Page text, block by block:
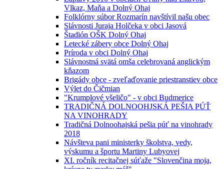
Vlkaz, Maňa a Dolný Ohaj
Folklórny súbor Rozmarín navštívil našu obec
Slávnosti Juraja Holčeka v obci Jasová
Štadión OŠK Dolný Ohaj
Letecké zábery obce Dolný Ohaj
Príroda v obci Dolný Ohaj
Slávnostná svätá omša celebrovaná anglickým
kňazom
Brigády obce - zveľaďovanie priestranstiev obce
Výlet do Čičmian
"Krumplové všeličo" - v obci Budmerice
TRADIČNÁ DOLNOOHJSKÁ PEŠIA PÚŤ
NA VINOHRADY
Tradičná Dolnoohajská pešia púť na vinohrady
2018
Návšteva pani ministerky školstva, vedy,
výskumu a športu Martiny Lubyovej
XI. ročník recitačnej súťaže "Slovenčina moja,